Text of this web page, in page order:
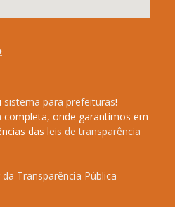
sistema para prefeituras!
completa, onde garantimos em
das leis de transparência
da Transparência Pública